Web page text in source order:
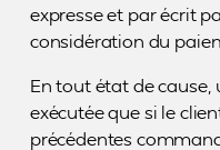
expresse et par écrit
considération du
En tout état de
exécutée que si le
précédentes